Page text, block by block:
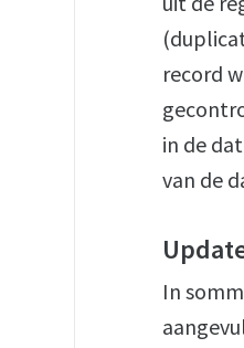
record
in de
van de
In